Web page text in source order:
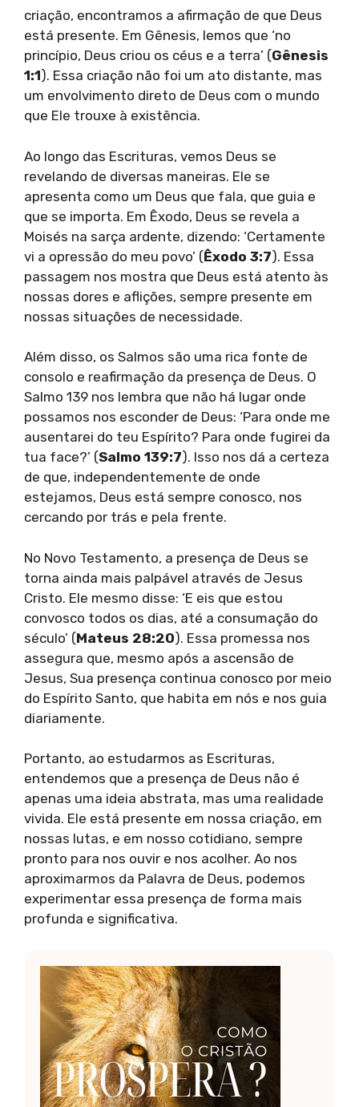
criação, encontramos a afirmação de que Deus
está presente. Em Gênesis, lemos que ‘no
princípio, Deus criou os céus e a terra’ (Gênesis
1:1). Essa criação não foi um ato distante, mas
um envolvimento direto de Deus com o mundo
que Ele trouxe à existência.
Ao longo das Escrituras, vemos Deus se
revelando de diversas maneiras. Ele se
apresenta como um Deus que fala, que guia e
que se importa. Em Êxodo, Deus se revela a
Moisés na sarça ardente, dizendo: ‘Certamente
vi a opressão do meu povo’ (Êxodo 3:7). Essa
passagem nos mostra que Deus está atento às
nossas dores e aflições, sempre presente em
nossas situações de necessidade.
Além disso, os Salmos são uma rica fonte de
consolo e reafirmação da presença de Deus. O
Salmo 139 nos lembra que não há lugar onde
possamos nos esconder de Deus: ‘Para onde me
ausentarei do teu Espírito? Para onde fugirei da
tua face?’ (Salmo 139:7). Isso nos dá a certeza
de que, independentemente de onde
estejamos, Deus está sempre conosco, nos
cercando por trás e pela frente.
No Novo Testamento, a presença de Deus se
torna ainda mais palpável através de Jesus
Cristo. Ele mesmo disse: ‘E eis que estou
convosco todos os dias, até a consumação do
século’ (Mateus 28:20). Essa promessa nos
assegura que, mesmo após a ascensão de
Jesus, Sua presença continua conosco por meio
do Espírito Santo, que habita em nós e nos guia
diariamente.
Portanto, ao estudarmos as Escrituras,
entendemos que a presença de Deus não é
apenas uma ideia abstrata, mas uma realidade
vivida. Ele está presente em nossa criação, em
nossas lutas, e em nosso cotidiano, sempre
pronto para nos ouvir e nos acolher. Ao nos
aproximarmos da Palavra de Deus, podemos
experimentar essa presença de forma mais
profunda e significativa.